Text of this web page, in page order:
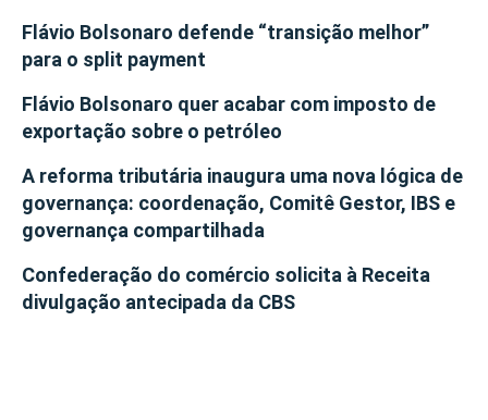
Flávio Bolsonaro defende “transição melhor”
para o split payment
Flávio Bolsonaro quer acabar com imposto de
exportação sobre o petróleo
A reforma tributária inaugura uma nova lógica de
governança: coordenação, Comitê Gestor, IBS e
governança compartilhada
Confederação do comércio solicita à Receita
divulgação antecipada da CBS